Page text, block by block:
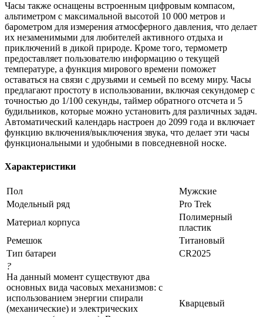
Часы также оснащены встроенным цифровым компасом,
альтиметром с максимальной высотой 10 000 метров и
барометром для измерения атмосферного давления, что делает
их незаменимыми для любителей активного отдыха и
приключений в дикой природе. Кроме того, термометр
предоставляет пользователю информацию о текущей
температуре, а функция мирового времени поможет
оставаться на связи с друзьями и семьей по всему миру. Часы
предлагают простоту в использовании, включая секундомер с
точностью до 1/100 секунды, таймер обратного отсчета и 5
будильников, которые можно установить для различных задач.
Автоматический календарь настроен до 2099 года и включает
функцию включения/выключения звука, что делает эти часы
функциональными и удобными в повседневной носке.
Характеристики
Пол
Мужские
Модельный ряд
Pro Trek
Материал корпуса
Полимерный
пластик
Ремешок
Титановый
Тип батареи
CR2025
?
На данный момент существуют два
основных вида часовых механизмов: с
использованием энергии спирали
(механические) и электрических
Кварцевый